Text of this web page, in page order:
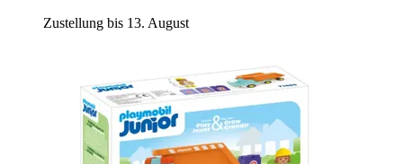
Zustellung bis 13. August